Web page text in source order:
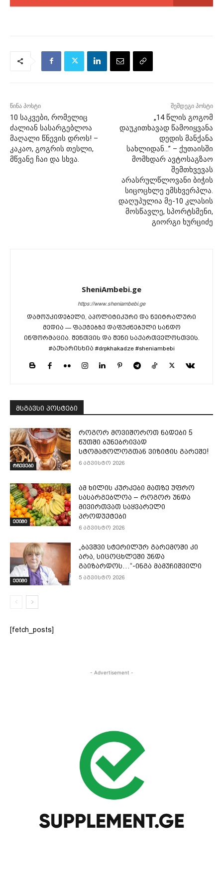
წინა პოსტი
10 საკვები, რომელიც
ძალიან სასარგებლოა
მაღალი წნევის დროს! –
კაკაო, გოგრის თესლი,
მწვანე ჩაი და სხვა.
შემდეგი პოსტი
„14 წლის გოგომ
დაუკითხავად წამოიყვანა
დედის მანქანა
სახლიდან…” – ქუთაისში
მომხდარ ავტოსაგზაო
შემთხვევას
არასრულწლოვანი ბიჭის
სიცოცხლე ემსხვერპლა.
დაღუპულია მე-10 კლასის
მოსწავლე, სპორტსმენი,
გიორგი ხურციძე
SheniAmbebi.ge
https://www.sheniambebi.ge
დამოუკიდებელი, აპოლიტიკური და ნეიტრალური
მედია — ფაქტებზე დაფუძნებული სანდო
ინფორმაცია. შენთვის და შენი საქართველოსთვის.
#აქხარისხია #drpkhakadze #sheniambebi
მსგავსი პოსტები
რჩევები
როგორ მოვიშოროთ ნადები 5
წუთში ბუნებრივად
სტომატოლოგთან ვიზიტის გარეშე!
6 აგვისტო 2026
ექიმი
ამ ხილის კურკები მათზე უფრო
სასარგებლოა – როგორ უნდა
მივირთვათ საყვარელი
პროდუქტები
6 აგვისტო 2026
ექიმი
„ბავშვი სტერილურ გარემოში კი
არა, სიცოცხლეში უნდა
გაიზარდოს…“-ინგა მამუჩიშვილი
5 აგვისტო 2026
[fetch_posts]
- Advertisement -